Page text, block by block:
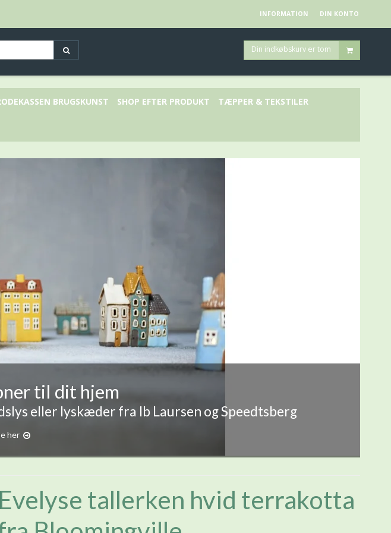
INFORMATION DIN KONTO
Din indkøbskurv er tom
BRUGSKUNST SHOP EFTER PRODUKT TÆPPER & TEKSTILER
til dit hjem
eller lyskæder fra Ib Laursen og Speedtsberg
her
Evelyse tallerken hvid terrakotta